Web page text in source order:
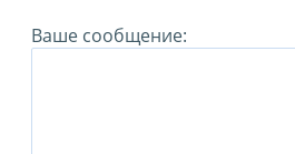
Ваше сообщение: